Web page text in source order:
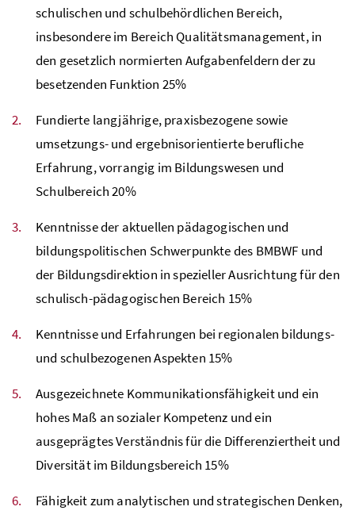
schulischen und schulbehördlichen Bereich,
insbesondere im Bereich Qualitätsmanagement, in
den gesetzlich normierten Aufgabenfeldern der zu
besetzenden Funktion 25%
Fundierte langjährige, praxisbezogene sowie
umsetzungs- und ergebnisorientierte berufliche
Erfahrung, vorrangig im Bildungswesen und
Schulbereich 20%
Kenntnisse der aktuellen pädagogischen und
bildungspolitischen Schwerpunkte des BMBWF und
der Bildungsdirektion in spezieller Ausrichtung für den
schulisch-pädagogischen Bereich 15%
Kenntnisse und Erfahrungen bei regionalen bildungs-
und schulbezogenen Aspekten 15%
Ausgezeichnete Kommunikationsfähigkeit und ein
hohes Maß an sozialer Kompetenz und ein
ausgeprägtes Verständnis für die Differenziertheit und
Diversität im Bildungsbereich 15%
Fähigkeit zum analytischen und strategischen Denken,